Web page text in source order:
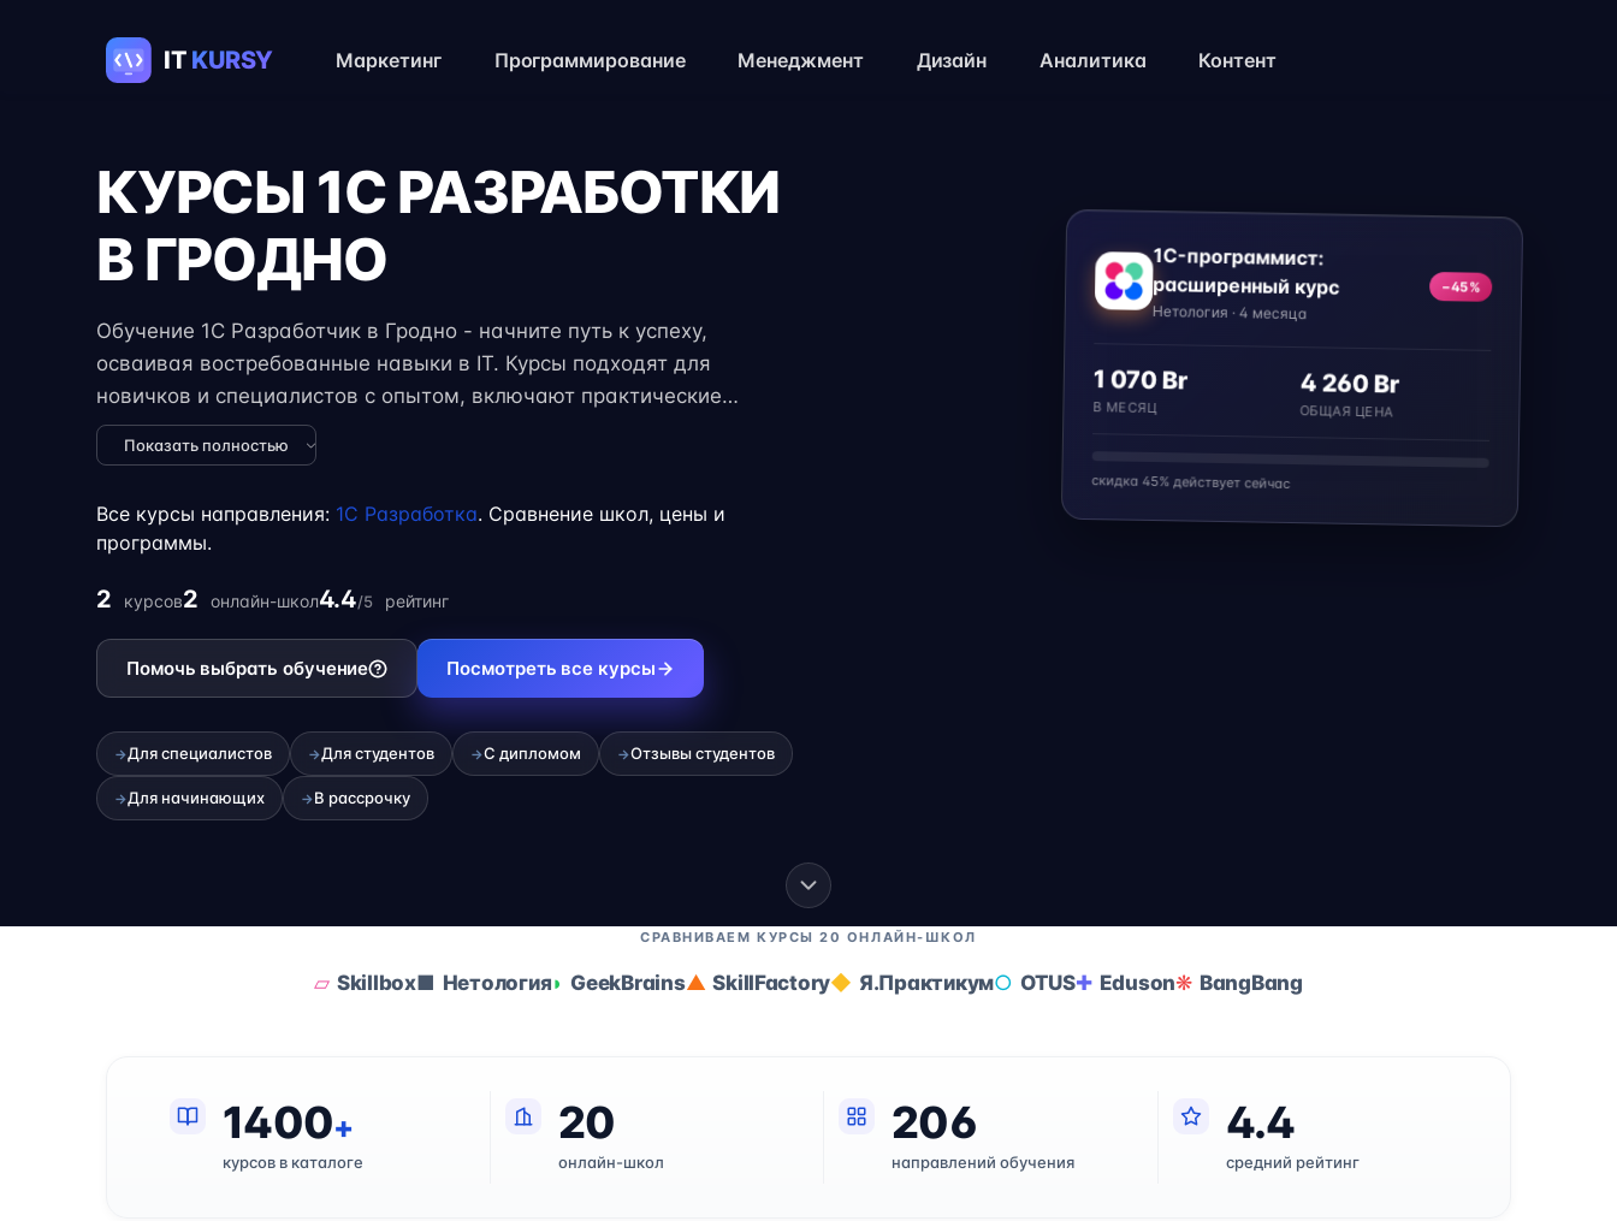
Маркетинг Программирование Менеджмент Дизайн Аналитика Контент
КУРСЫ 1C РАЗРАБОТКИ
В ГРОДНО
Обучение 1C Разработчик в Гродно - начните путь к успеху,
осваивая востребованные навыки в IT. Курсы подходят для
новичков и специалистов с опытом, включают практические
задания, реальные проекты и консультации экспертов. Гибкий
формат занятий позволяет совмещать обучение с работой,
Показать полностью
Все курсы направления: 1C Разработка. Сравнение школ, цены и
программы.
2 курсов2 онлайн-школ4.4/5 рейтинг
Помочь выбрать обучение Посмотреть все курсы
→Для специалистов →Для студентов →С дипломом →Отзывы студентов
→Для начинающих →В рассрочку
1C-программист:
расширенный курс
Нетология · 4 месяца
−45%
1 070 Br
В МЕСЯЦ
4 260 Br
ОБЩАЯ ЦЕНА
скидка 45% действует сейчас
СРАВНИВАЕМ КУРСЫ 20 ОНЛАЙН-ШКОЛ
Skillbox Нетология GeekBrains SkillFactory Я.Практикум OTUS Eduson BangBang
1400+
курсов в каталоге
20
онлайн-школ
206
направлений обучения
4.4
средний рейтинг